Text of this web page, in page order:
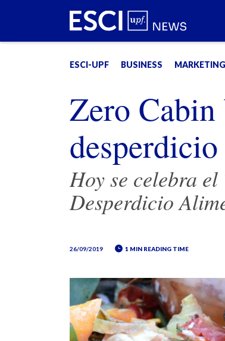
ESCI-UPF BUSINESS MARKETING
Zero Cabin
Hoy se celebra
Desperdicio
26/09/2019 1 MIN READING TIME